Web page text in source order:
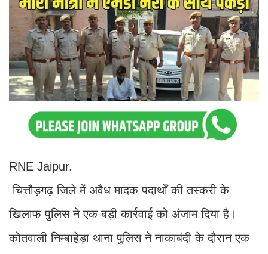
RNE Jaipur.
चित्तौड़गढ़ जिले में अवैध मादक पदार्थों की तस्करी के
खिलाफ पुलिस ने एक बड़ी कार्रवाई को अंजाम दिया है।
कोतवाली निम्बाहेड़ा थाना पुलिस ने नाकाबंदी के दौरान एक